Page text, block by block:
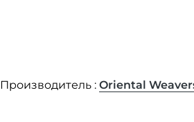
Производитель :Oriental